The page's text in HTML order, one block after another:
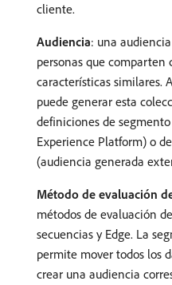
cliente.
Audiencia: una
personas que
características similares.
puede generar esta
definiciones de
Experience Platform) o
(audiencia generada
Método de evaluación
métodos de evaluación
secuencias y Edge. La
permite mover todos los
crear una audiencia